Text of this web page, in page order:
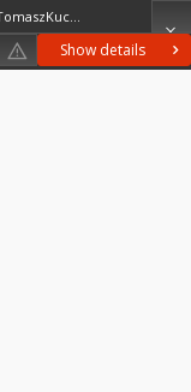
Show details
Załuski, TomaszKucharczyk, Marek